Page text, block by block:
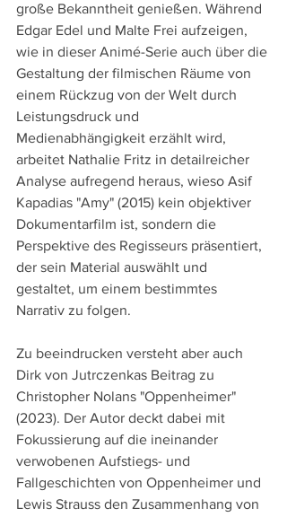
große Bekanntheit genießen. Während
Edgar Edel und Malte Frei aufzeigen,
wie in dieser Animé-Serie auch über die
Gestaltung der filmischen Räume von
einem Rückzug von der Welt durch
Leistungsdruck und
Medienabhängigkeit erzählt wird,
arbeitet Nathalie Fritz in detailreicher
Analyse aufregend heraus, wieso Asif
Kapadias "Amy" (2015) kein objektiver
Dokumentarfilm ist, sondern die
Perspektive des Regisseurs präsentiert,
der sein Material auswählt und
gestaltet, um einem bestimmtes
Narrativ zu folgen.
Zu beeindrucken versteht aber auch
Dirk von Jutrczenkas Beitrag zu
Christopher Nolans "Oppenheimer"
(2023). Der Autor deckt dabei mit
Fokussierung auf die ineinander
verwobenen Aufstiegs- und
Fallgeschichten von Oppenheimer und
Lewis Strauss den Zusammenhang von